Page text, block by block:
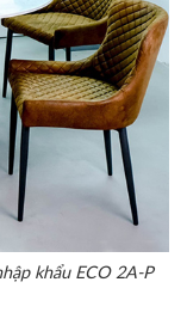
khẩu ECO 2A-P